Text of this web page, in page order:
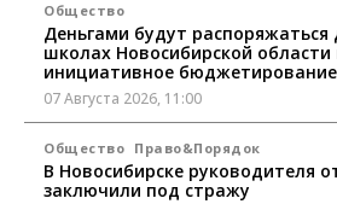
Общество
Деньгами будут распоряжаться
школах Новосибирской области
инициативное бюджетирование
07 Августа 2026, 11:00
Общество Право&Порядок
В Новосибирске руководителя
заключили под стражу